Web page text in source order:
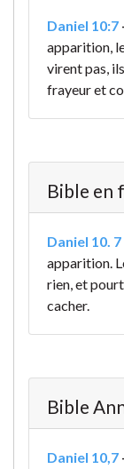
Daniel 10:7
apparition,
virent pas,
frayeur et
Bible en
Daniel 10. 7
apparition.
rien, et
cacher.
Bible
Daniel 10,7